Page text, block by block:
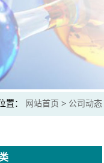
置： 网站首页 > 公司动态
出口商检通关单 价格实惠